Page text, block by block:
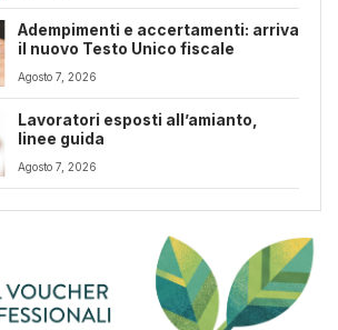
Adempimenti e accertamenti: arriva
il nuovo Testo Unico fiscale
Agosto 7, 2026
Lavoratori esposti all’amianto,
linee guida
Agosto 7, 2026